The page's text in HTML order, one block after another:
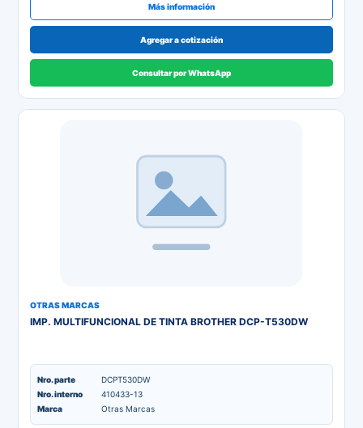
Más información
Agregar a cotización
Consultar por WhatsApp
OTRAS MARCAS
IMP. MULTIFUNCIONAL DE TINTA BROTHER DCP-T530DW
Nro. parte
DCPT530DW
Nro. interno
410433-13
Marca
Otras Marcas